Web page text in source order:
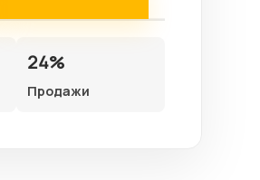
24%
Продажи